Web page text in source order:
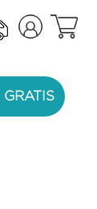
GRATIS